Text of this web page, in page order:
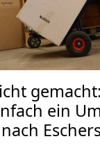
ein